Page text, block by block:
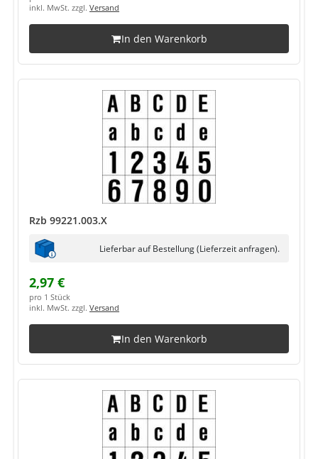
inkl. MwSt. zzgl. Versand
In den Warenkorb
Rzb 99221.003.X
Lieferbar auf Bestellung (Lieferzeit anfragen).
2,97 €
pro 1 Stück
inkl. MwSt. zzgl. Versand
In den Warenkorb